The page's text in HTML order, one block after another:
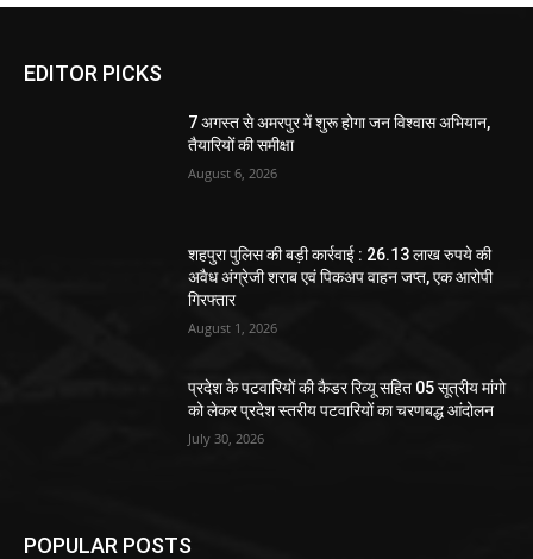
EDITOR PICKS
7 अगस्त से अमरपुर में शुरू होगा जन विश्वास अभियान,
तैयारियों की समीक्षा
August 6, 2026
शहपुरा पुलिस की बड़ी कार्रवाई : 26.13 लाख रुपये की
अवैध अंग्रेजी शराब एवं पिकअप वाहन जप्त, एक आरोपी
गिरफ्तार
August 1, 2026
प्रदेश के पटवारियों की कैडर रिव्यू सहित 05 सूत्रीय मांगो
को लेकर प्रदेश स्तरीय पटवारियों का चरणबद्ध आंदोलन
July 30, 2026
POPULAR POSTS